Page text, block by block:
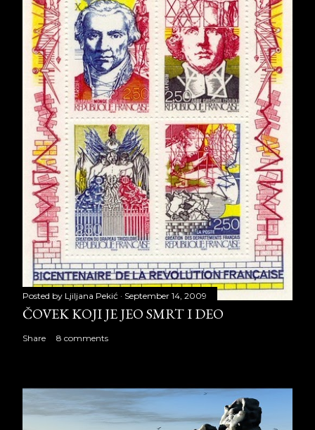
Posted by Ljiljana Pekić September 14, 2009
ČOVEK KOJI JE JEO SMRT I DEO
Share 8 comments